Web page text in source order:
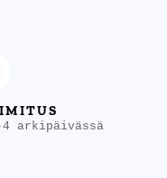
arkipäivässä